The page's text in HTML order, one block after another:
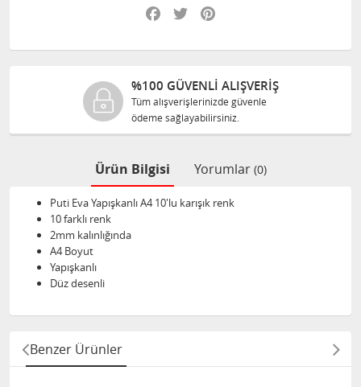
Facebook
Twitter
%100
Ürün Bilgisi Yorumlar (0)
Puti Eva Yapışkanlı A4 10'lu karışık renk
10 farklı renk
2mm kalınlığında
A4 Boyut
Yapışkanlı
Düz desenli
Benzer Ürünler